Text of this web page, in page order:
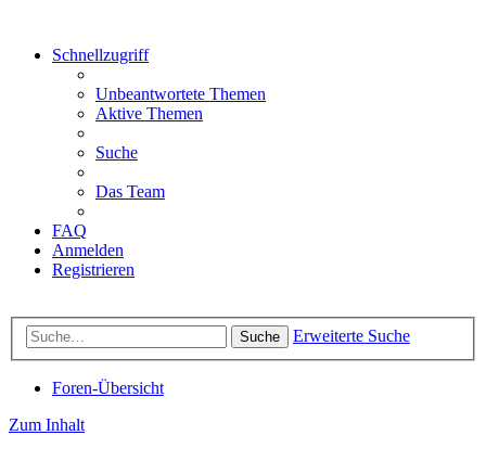
Schnellzugriff
Unbeantwortete Themen
Aktive Themen
Suche
Das Team
FAQ
Anmelden
Registrieren
Suche Erweiterte Suche
Foren-Übersicht
Zum Inhalt